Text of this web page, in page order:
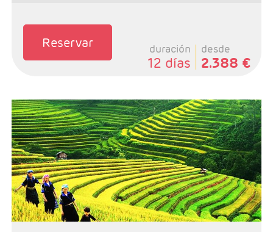
Reservar duración
12 días
desde
2.388 €
- Salidas: Lunes
- Ruta: 3 noches Ho Chi Minh, 2 noches Hoi An, 2
noches Hue, 1 noche Hanoi
- Categoría hotelera: A elegir por el cliente.
- Régimen:Desayunos + 8 + 1 cena